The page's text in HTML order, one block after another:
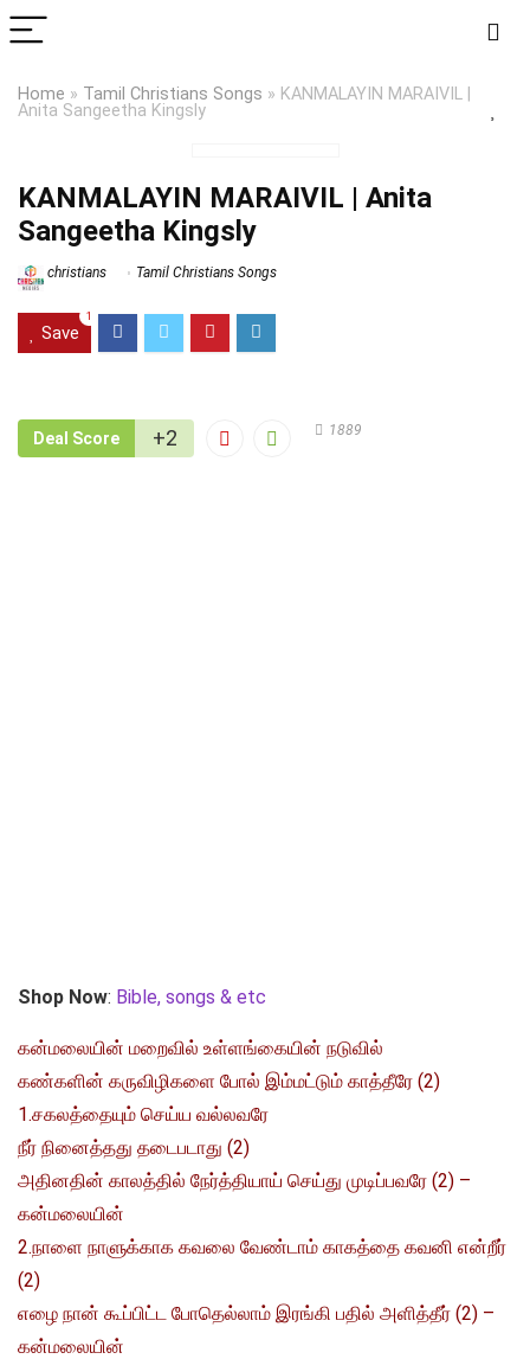
Home » Tamil Christians Songs » KANMALAYIN MARAIVIL |
Anita Sangeetha Kingsly
KANMALAYIN MARAIVIL | Anita
Sangeetha Kingsly
christians Tamil Christians Songs
Save
1
Deal Score +2 1889
Shop Now: Bible, songs & etc
கன்மலையின் மறைவில் உள்ளங்கையின் நடுவில்
கண்களின் கருவிழிகளை போல் இம்மட்டும் காத்தீரே (2)
1.சகலத்தையும் செய்ய வல்லவரே
நீர் நினைத்தது தடைபடாது (2)
அதினதின் காலத்தில் நேர்த்தியாய் செய்து முடிப்பவரே (2) –
கன்மலையின்
2.நாளை நாளுக்காக கவலை வேண்டாம் காகத்தை கவனி என்றீர்
(2)
எழை நான் கூப்பிட்ட போதெல்லாம் இரங்கி பதில் அளித்தீர் (2) –
கன்மலையின்